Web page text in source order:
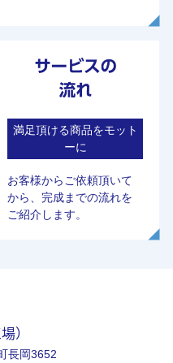
満足頂ける商品をモット
ーに
お客様からご依頼頂いて
から、完成までの流れを
ご紹介します。
）
長岡3652